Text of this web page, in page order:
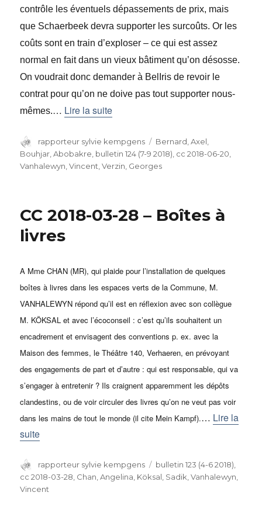
contrôle les éventuels dépassements de prix, mais
que Schaerbeek devra supporter les surcoûts. Or les
coûts sont en train d’exploser – ce qui est assez
normal en fait dans un vieux bâtiment qu’on désosse.
On voudrait donc demander à BelIris de revoir le
contrat pour qu’on ne doive pas tout supporter nous-
mêmes.… Lire la suite
Auteur
rapporteur sylvie kempgens Catégories
Bernard, Axel
Bouhjar, Abobakre bulletin 124 (7-9 2018) cc 2018-06-20
Vanhalewyn, Vincent ,Verzin, Georges
CC 2018-03-28 – Boîtes à
livres
A Mme CHAN (MR), qui plaide pour l’installation de quelques
boîtes à livres dans les espaces verts de la Commune, M.
VANHALEWYN répond qu’il est en réflexion avec son collègue
M. KÖKSAL et avec l’écoconseil : c’est qu’ils souhaitent un
encadrement et envisagent des conventions p. ex. avec la
Maison des femmes, le Théâtre 140, Verhaeren, en prévoyant
des engagements de part et d’autre : qui est responsable, qui va
s’engager à entretenir ? Ils craignent apparemment les dépôts
clandestins, ou de voir circuler des livres qu’on ne veut pas voir
dans les mains de tout le monde (il cite Mein Kampf).… Lire la
suite
Auteur
rapporteur sylvie kempgens Catégories
bulletin 123 (4-6 2018)
cc 2018-03-28 Chan, Angelina Köksal, Sadik ,Vanhalewyn,
Vincent